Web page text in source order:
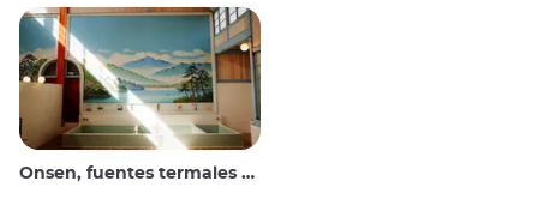
Onsen, fuentes termales y baños públicos